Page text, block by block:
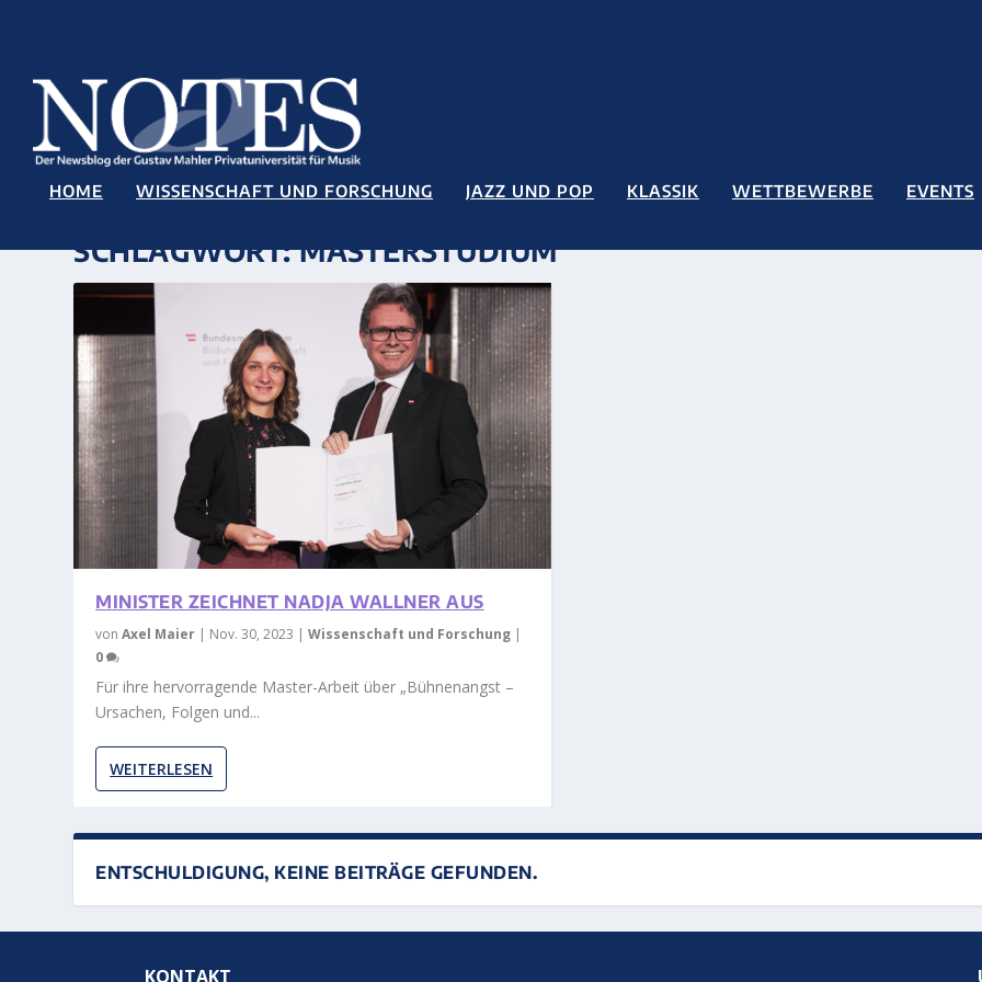
HOME WISSENSCHAFT UND FORSCHUNG JAZZ UND POP KLASSIK WETTBEWERBE EVENTS
SCHLAGWORT:MASTERSTUDIUM
MINISTER ZEICHNET NADJA WALLNER AUS
vonAxel Maier | Nov. 30, 2023 |Wissenschaft und Forschung |
0
Für ihre hervorragende Master-Arbeit über „Bühnenangst –
Ursachen, Folgen und...
WEITERLESEN
ENTSCHULDIGUNG, KEINE BEITRÄGE GEFUNDEN.
KONTAKT